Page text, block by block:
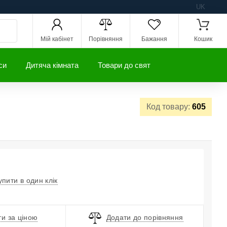
UK
Мій кабінет Порівняння Бажання Кошик
Дитяча кімната Товари до свят
Код товару: 605
в один клік
за ціною Додати до порівняння